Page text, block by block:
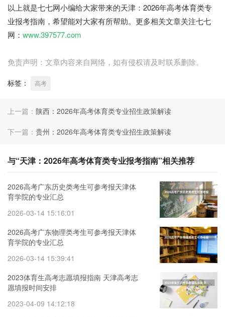
以上就是七七网小编给大家带来的天津：2026年高考体育类专
业报考指南，希望能对大家有所帮助。更多相关文章关注七七
网： www.397577.com
免责声明：文章内容来自网络，如有侵权请及时联系删除。
标签： 高考
上一篇： 陕西：2026年高考体育类专业招生政策解读
下一篇： 贵州：2026年高考体育类专业招生政策解读
与“天津：2026年高考体育类专业报考指南”相关推荐
2026高考广东历史类考生可参考报天津体
育学院的专业汇总
2026-03-14 15:16:01
2026高考广东物理类考生可参考报天津体
育学院的专业汇总
2026-03-14 15:39:41
2023体育生高考志愿填报指南 天津高考志
愿填报时间安排
2023-04-09 14:12:18